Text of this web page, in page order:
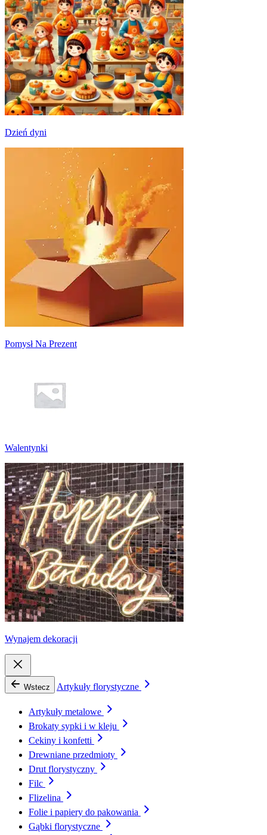
Dzień dyni
Pomysł Na Prezent
Walentynki
Wynajem dekoracji
Wstecz Artykuły florystyczne
Artykuły metalowe
Brokaty sypki i w kleju
Cekiny i konfetti
Drewniane przedmioty
Drut florystyczny
Filc
Flizelina
Folie i papiery do pakowania
Gąbki florystyczne